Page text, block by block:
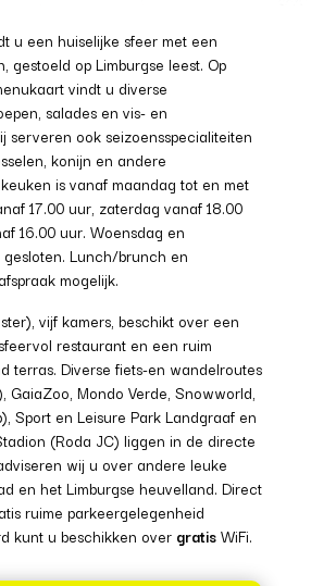
u een huiselijke sfeer met een
gestoeld op Limburgse leest. Op
vindt u diverse
salades en vis- en
serveren ook seizoensspecialiteiten
konijn en andere
is vanaf maandag tot en met
17.00 uur, zaterdag vanaf 18.00
16.00 uur. Woensdag en
Lunch/brunch en
mogelijk.
vijf kamers, beschikt over een
restaurant en een ruim
terras. Diverse fiets-en wandelroutes
GaiaZoo, Mondo Verde, Snowworld,
Sport en Leisure Park Landgraaf en
(Roda JC) liggen in de directe
wij u over andere leuke
en het Limburgse heuvelland. Direct
ruime parkeergelegenheid
kunt u beschikken over gratisWiFi.